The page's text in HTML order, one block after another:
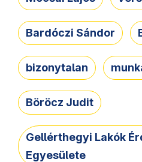
Bardóczi Sándor
bizonytalan
Böröcz Judit
Gellérthegyi Lakók
Egyesülete